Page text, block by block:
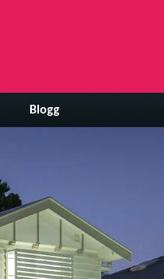
Blogg